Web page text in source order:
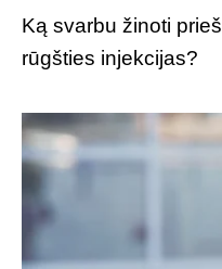
Ką svarbu žinoti
rūgšties injekcijas?